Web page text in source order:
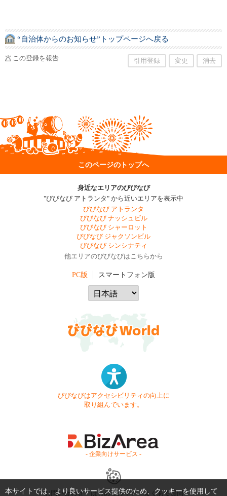
“自治体からのお知らせ”トップページへ戻る
この登録を報告 引用登録 変更 消去
このページのトップへ
身近なエリアのびびなび
"びびなび アトランタ" から近いエリアを表示中
びびなび アトランタ
びびなび ナッシュビル
びびなび シャーロット
びびなび ジャクソンビル
びびなび シンシナティ
他エリアのびびなびはこちらから
PC版 スマートフォン版
びびなびはアクセシビリティの向上に
取り組んでいます。
- 企業向けサービス -
お問い合わせ はじめてガイド よくある質問
本サイトでは、より良いサービス提供のため、クッキーを使用して